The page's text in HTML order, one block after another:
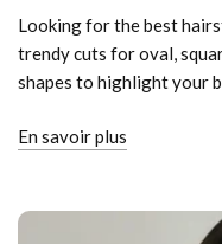
Looking for the best
trendy cuts for oval,
shapes to highlight your
En savoir plus